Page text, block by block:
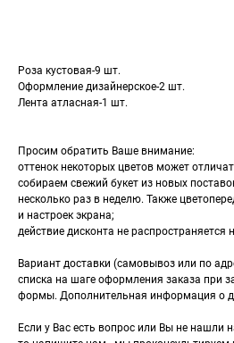
Роза кустовая-9 шт.
Оформление дизайнерское-2 шт.
Лента атласная-1 шт.
Просим обратить Ваше внимание:
оттенок некоторых цветов может
собираем свежий букет из новых
несколько раз в неделю. Также
и настроек экрана;
действие дисконта не распространяется
Вариант доставки (самовывоз или по
списка на шаге оформления заказа при
формы. Дополнительная информация о
Если у Вас есть вопрос или Вы не нашли